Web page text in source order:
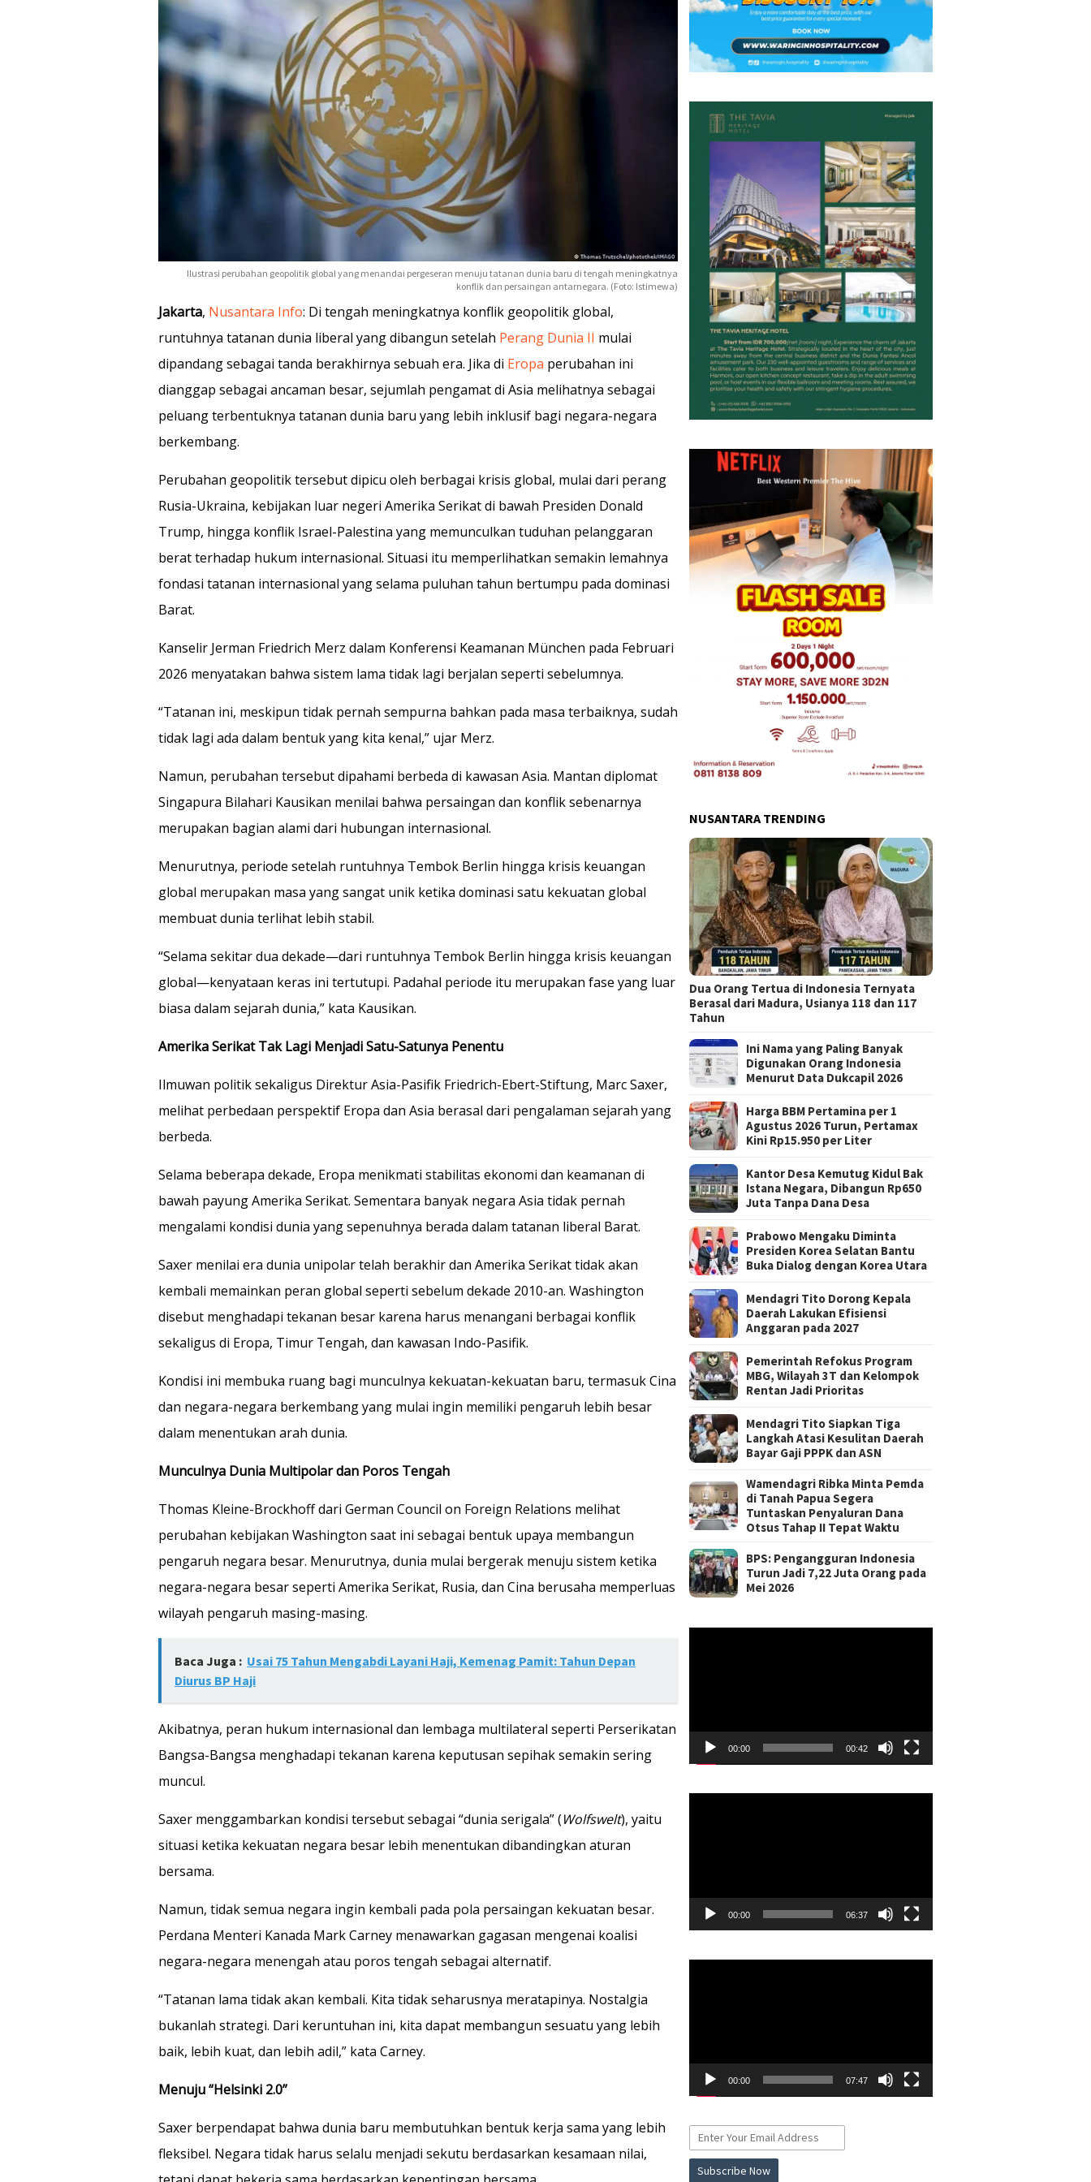
Ilustrasi perubahan geopolitik global yang menandai pergeseran menuju tatanan dunia baru di tengah meningkatnya
konflik dan persaingan antarnegara. (Foto: Istimewa)
Jakarta, Nusantara Info: Di tengah meningkatnya konflik geopolitik global,
runtuhnya tatanan dunia liberal yang dibangun setelah Perang Dunia II mulai
dipandang sebagai tanda berakhirnya sebuah era. Jika di Eropa perubahan ini
dianggap sebagai ancaman besar, sejumlah pengamat di Asia melihatnya sebagai
peluang terbentuknya tatanan dunia baru yang lebih inklusif bagi negara-negara
berkembang.
Perubahan geopolitik tersebut dipicu oleh berbagai krisis global, mulai dari perang
Rusia-Ukraina, kebijakan luar negeri Amerika Serikat di bawah Presiden Donald
Trump, hingga konflik Israel-Palestina yang memunculkan tuduhan pelanggaran
berat terhadap hukum internasional. Situasi itu memperlihatkan semakin lemahnya
fondasi tatanan internasional yang selama puluhan tahun bertumpu pada dominasi
Barat.
Kanselir Jerman Friedrich Merz dalam Konferensi Keamanan München pada Februari
2026 menyatakan bahwa sistem lama tidak lagi berjalan seperti sebelumnya.
“Tatanan ini, meskipun tidak pernah sempurna bahkan pada masa terbaiknya, sudah
tidak lagi ada dalam bentuk yang kita kenal,” ujar Merz.
Namun, perubahan tersebut dipahami berbeda di kawasan Asia. Mantan diplomat
Singapura Bilahari Kausikan menilai bahwa persaingan dan konflik sebenarnya
merupakan bagian alami dari hubungan internasional.
Menurutnya, periode setelah runtuhnya Tembok Berlin hingga krisis keuangan
global merupakan masa yang sangat unik ketika dominasi satu kekuatan global
membuat dunia terlihat lebih stabil.
“Selama sekitar dua dekade—dari runtuhnya Tembok Berlin hingga krisis keuangan
global—kenyataan keras ini tertutupi. Padahal periode itu merupakan fase yang luar
biasa dalam sejarah dunia,” kata Kausikan.
Amerika Serikat Tak Lagi Menjadi Satu-Satunya Penentu
Ilmuwan politik sekaligus Direktur Asia-Pasifik Friedrich-Ebert-Stiftung, Marc Saxer,
melihat perbedaan perspektif Eropa dan Asia berasal dari pengalaman sejarah yang
berbeda.
Selama beberapa dekade, Eropa menikmati stabilitas ekonomi dan keamanan di
bawah payung Amerika Serikat. Sementara banyak negara Asia tidak pernah
mengalami kondisi dunia yang sepenuhnya berada dalam tatanan liberal Barat.
Saxer menilai era dunia unipolar telah berakhir dan Amerika Serikat tidak akan
kembali memainkan peran global seperti sebelum dekade 2010-an. Washington
disebut menghadapi tekanan besar karena harus menangani berbagai konflik
sekaligus di Eropa, Timur Tengah, dan kawasan Indo-Pasifik.
Kondisi ini membuka ruang bagi munculnya kekuatan-kekuatan baru, termasuk Cina
dan negara-negara berkembang yang mulai ingin memiliki pengaruh lebih besar
dalam menentukan arah dunia.
Munculnya Dunia Multipolar dan Poros Tengah
Thomas Kleine-Brockhoff dari German Council on Foreign Relations melihat
perubahan kebijakan Washington saat ini sebagai bentuk upaya membangun
pengaruh negara besar. Menurutnya, dunia mulai bergerak menuju sistem ketika
negara-negara besar seperti Amerika Serikat, Rusia, dan Cina berusaha memperluas
wilayah pengaruh masing-masing.
Baca Juga : Usai 75 Tahun Mengabdi Layani Haji, Kemenag Pamit: Tahun Depan
Diurus BP Haji
Akibatnya, peran hukum internasional dan lembaga multilateral seperti Perserikatan
Bangsa-Bangsa menghadapi tekanan karena keputusan sepihak semakin sering
muncul.
Saxer menggambarkan kondisi tersebut sebagai “dunia serigala” (Wolfswelt), yaitu
situasi ketika kekuatan negara besar lebih menentukan dibandingkan aturan
bersama.
Namun, tidak semua negara ingin kembali pada pola persaingan kekuatan besar.
Perdana Menteri Kanada Mark Carney menawarkan gagasan mengenai koalisi
negara-negara menengah atau poros tengah sebagai alternatif.
“Tatanan lama tidak akan kembali. Kita tidak seharusnya meratapinya. Nostalgia
bukanlah strategi. Dari keruntuhan ini, kita dapat membangun sesuatu yang lebih
baik, lebih kuat, dan lebih adil,” kata Carney.
Menuju “Helsinki 2.0”
Saxer berpendapat bahwa dunia baru membutuhkan bentuk kerja sama yang lebih
fleksibel. Negara tidak harus selalu menjadi sekutu berdasarkan kesamaan nilai,
NUSANTARA TRENDING
Dua Orang Tertua di Indonesia Ternyata
Berasal dari Madura, Usianya 118 dan 117
Tahun
Ini Nama yang Paling Banyak
Digunakan Orang Indonesia
Menurut Data Dukcapil 2026
Harga BBM Pertamina per 1
Agustus 2026 Turun, Pertamax
Kini Rp15.950 per Liter
Kantor Desa Kemutug Kidul Bak
Istana Negara, Dibangun Rp650
Juta Tanpa Dana Desa
Prabowo Mengaku Diminta
Presiden Korea Selatan Bantu
Buka Dialog dengan Korea Utara
Mendagri Tito Dorong Kepala
Daerah Lakukan Efisiensi
Anggaran pada 2027
Pemerintah Refokus Program
MBG, Wilayah 3T dan Kelompok
Rentan Jadi Prioritas
Mendagri Tito Siapkan Tiga
Langkah Atasi Kesulitan Daerah
Bayar Gaji PPPK dan ASN
Wamendagri Ribka Minta Pemda
di Tanah Papua Segera
Tuntaskan Penyaluran Dana
Otsus Tahap II Tepat Waktu
BPS: Pengangguran Indonesia
Turun Jadi 7,22 Juta Orang pada
Mei 2026
00:00 00:42
00:00 06:37
00:00 07:47